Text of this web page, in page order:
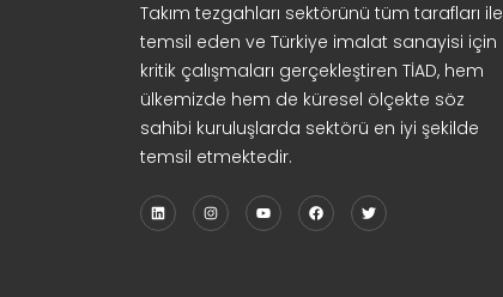
Takım tezgahları sektörünü tüm tarafları ile
temsil eden ve Türkiye imalat sanayisi için
kritik çalışmaları gerçekleştiren TİAD, hem
ülkemizde hem de küresel ölçekte söz
sahibi kuruluşlarda sektörü en iyi şekilde
temsil etmektedir.